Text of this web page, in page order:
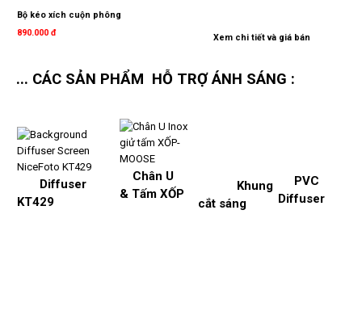
Bộ kéo xích cuộn phông
890.000 đ
Xem chi tiết và giá bán
... CÁC SẢN PHẨM HỖ TRỢ ÁNH SÁNG :
Diffuser
KT429
Chân U
& Tấm XỐP
Khung
cắt sáng
PVC
Diffuser